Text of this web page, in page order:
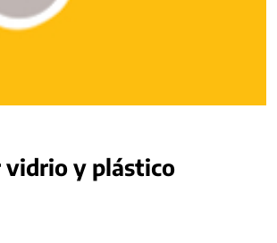
vidrio y plástico